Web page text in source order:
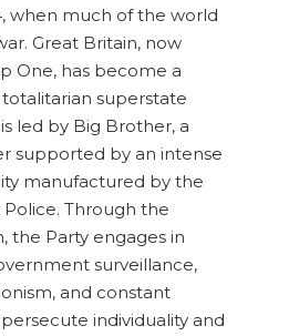
when much of the world
Great Britain, now
One, has become a
superstate
led by Big Brother, a
supported by an intense
manufactured by the
Through the
the Party engages in
surveillance,
and constant
individuality and